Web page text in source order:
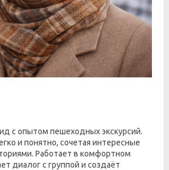
с опытом пешеходных экскурсий.
и понятно, сочетая интересные
Работает в комфортном
диалог с группой и создаёт